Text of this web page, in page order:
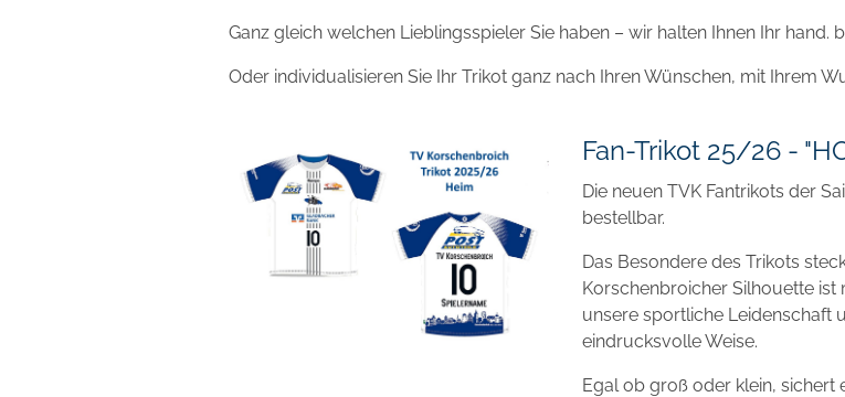
Ganz gleich welchen Lieblingsspieler Sie haben – wir halten Ihnen Ihr hand.
Oder individualisieren Sie Ihr Trikot ganz nach Ihren Wünschen, mit Ihrem
Fan-Trikot 25/26 -
Die neuen TVK Fantrikots der
bestellbar.
Das Besondere des Trikots
Korschenbroicher Silhouette ist
unsere sportliche Leidenschaft
eindrucksvolle Weise.
Egal ob groß oder klein, sichert